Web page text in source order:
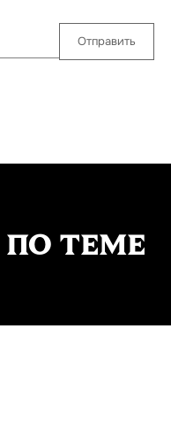
Отправить
ТЕМЕ